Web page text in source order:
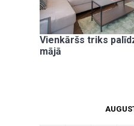
Vienkāršs triks
mājā